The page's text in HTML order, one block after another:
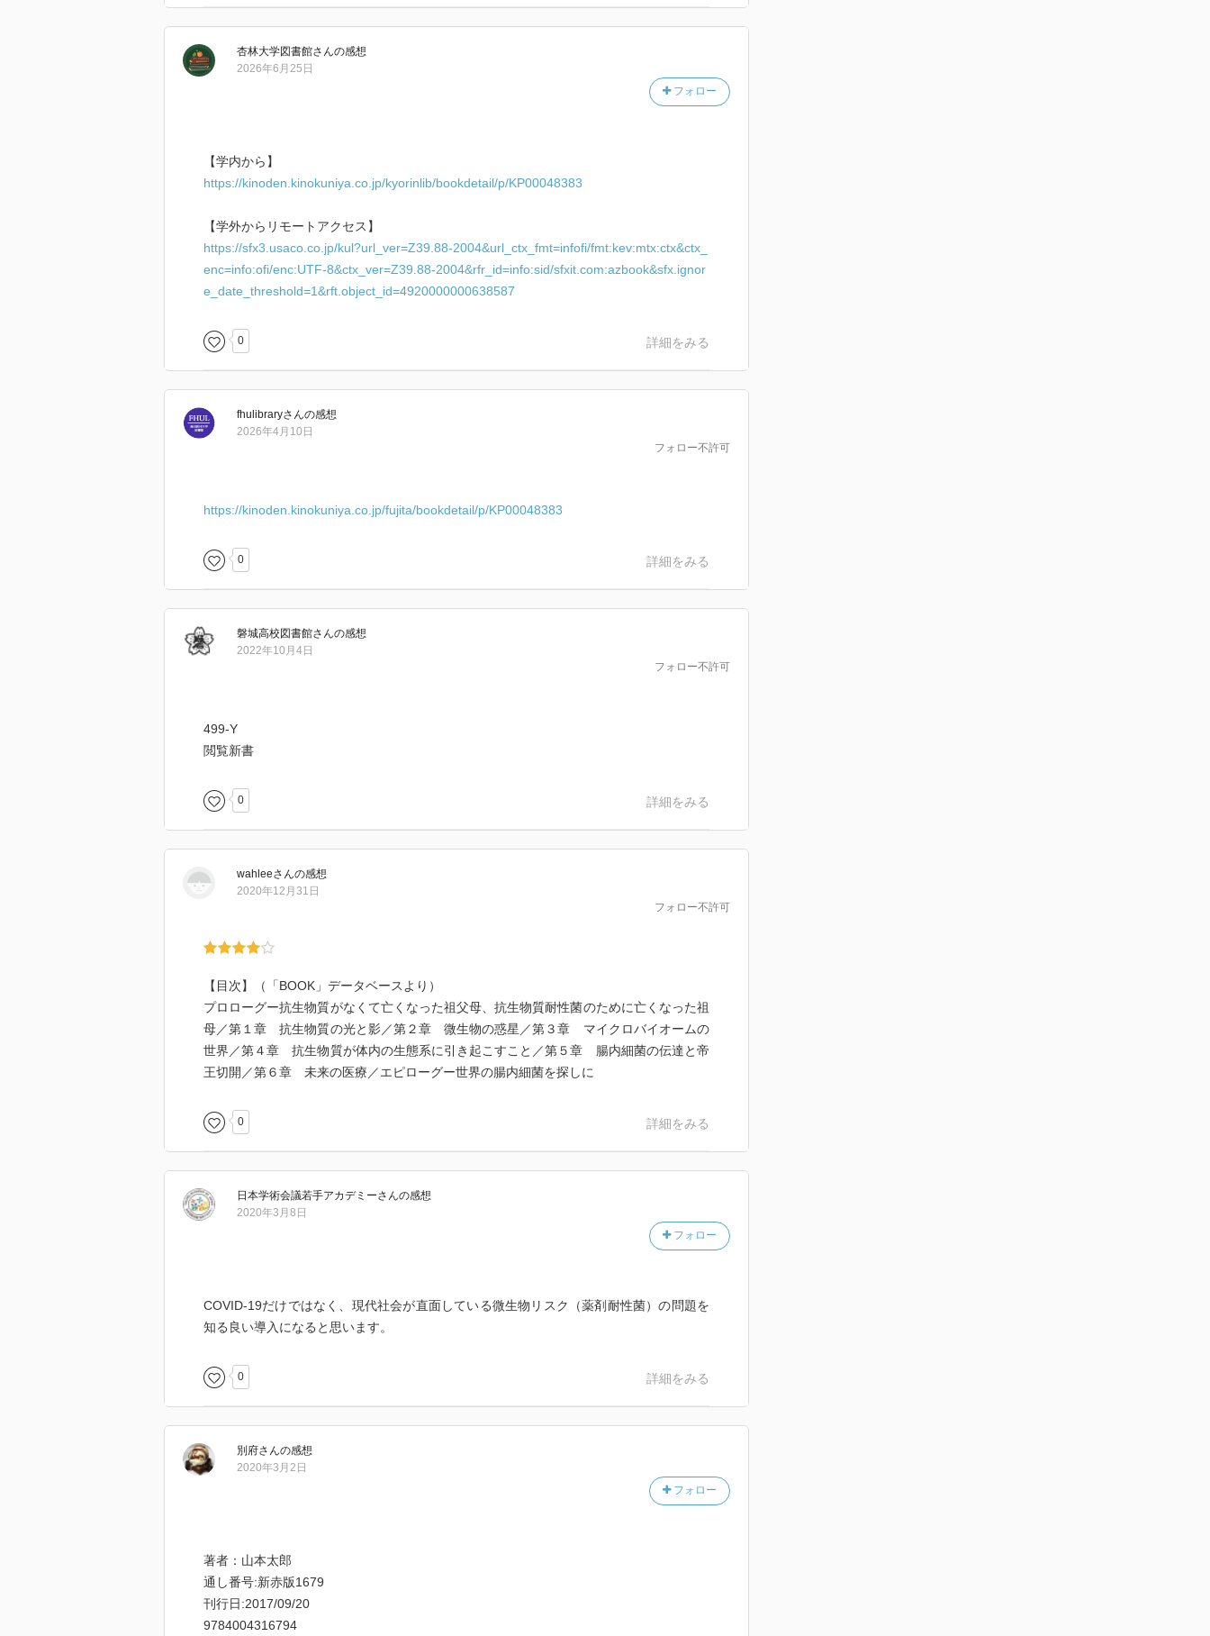
ある。」（扉より）
抗生物質の発見，病気の原因がさまざまな細菌にあることが分かった頃の話など，バラ
て知った。人類が未知のことを知っていくことって難しいんだな。これまでの常識をすぐ
に改めることなんてできないのだなと思う。
のもっている細菌の塊（幼児の常在細菌の基礎）」が，帝王切開では手渡されない。その
ことが，生後，さまざまな病気にかかりやすくなるのではないかと警鐘を鳴らす。
さて，昨今の新型コロナウイルスである。これにたしても，これまでのいろんな薬が効
な発言をされているのか気になる。
杏林大学図書館さんの感想
フォロー
2026年6月25日
【学内から】
https://kinoden.kinokuniya.co.jp/kyorinlib/bookdetail/p/KP00048383
【学外からリモートアクセス】
https://sfx3.usaco.co.jp/kul?url_ver=Z39.88-2004&url_ctx_fmt=infofi/fmt:kev:mtx:ctx&ctx_
enc=info:ofi/enc:UTF-8&ctx_ver=Z39.88-2004&rfr_id=info:sid/sfxit.com:azbook&sfx.ignor
e_date_threshold=1&rft.object_id=4920000000638587
0 詳細をみる
fhulibraryさんの感想
フォロー不許可
2026年4月10日
https://kinoden.kinokuniya.co.jp/fujita/bookdetail/p/KP00048383
0 詳細をみる
磐城高校図書館さんの感想
フォロー不許可
2022年10月4日
499-Y
閲覧新書
0 詳細をみる
wahleeさんの感想
フォロー不許可
2020年12月31日
【目次】（「BOOK」データベースより）
プロローグー抗生物質がなくて亡くなった祖父母、抗生物質耐性菌のために亡くなった祖
母／第１章 抗生物質の光と影／第２章 微生物の惑星／第３章 マイクロバイオームの
世界／第４章 抗生物質が体内の生態系に引き起こすこと／第５章 腸内細菌の伝達と帝
王切開／第６章 未来の医療／エピローグー世界の腸内細菌を探しに
0 詳細をみる
日本学術会議若手アカデミーさんの感想
フォロー
2020年3月8日
COVID-19だけではなく、現代社会が直面している微生物リスク（薬剤耐性菌）の問題を
知る良い導入になると思います。
0 詳細をみる
別府さんの感想
フォロー
2020年3月2日
著者：山本太郎
通し番号:新赤版1679
刊行日:2017/09/20
9784004316794